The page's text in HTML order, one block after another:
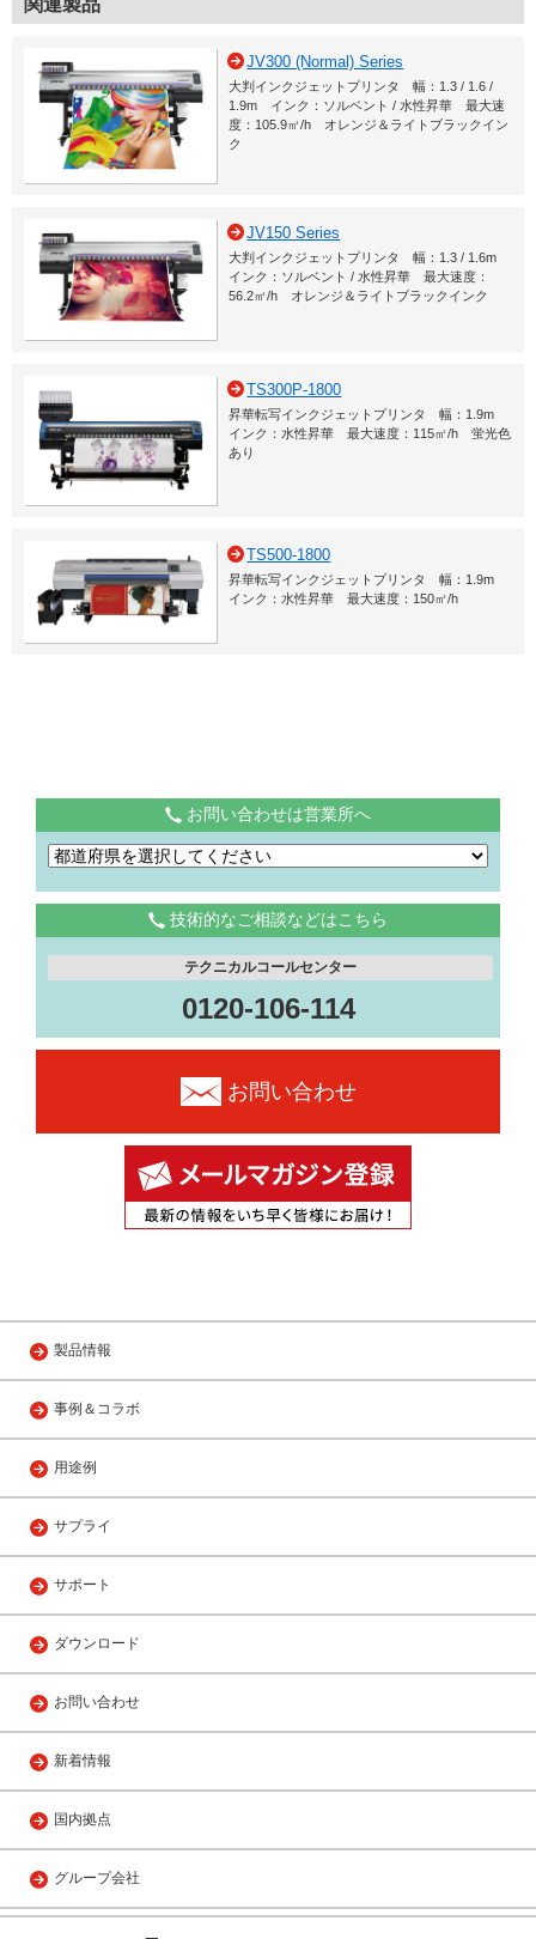
関連製品
JV300 (Normal) Series
大判インクジェットプリンタ 幅：1.3 / 1.6 /
1.9m インク：ソルベント / 水性昇華 最大速
度：105.9㎡/h オレンジ＆ライトブラックイン
ク
JV150 Series
大判インクジェットプリンタ 幅：1.3 / 1.6m
インク：ソルベント / 水性昇華 最大速度：
56.2㎡/h オレンジ＆ライトブラックインク
TS300P-1800
昇華転写インクジェットプリンタ 幅：1.9m
インク：水性昇華 最大速度：115㎡/h 蛍光色
あり
TS500-1800
昇華転写インクジェットプリンタ 幅：1.9m
インク：水性昇華 最大速度：150㎡/h
お問い合わせは営業所へ
技術的なご相談などはこちら
テクニカルコールセンター
0120-106-114
お問い合わせ
製品情報
事例＆コラボ
用途例
サプライ
サポート
ダウンロード
お問い合わせ
新着情報
国内拠点
グループ会社